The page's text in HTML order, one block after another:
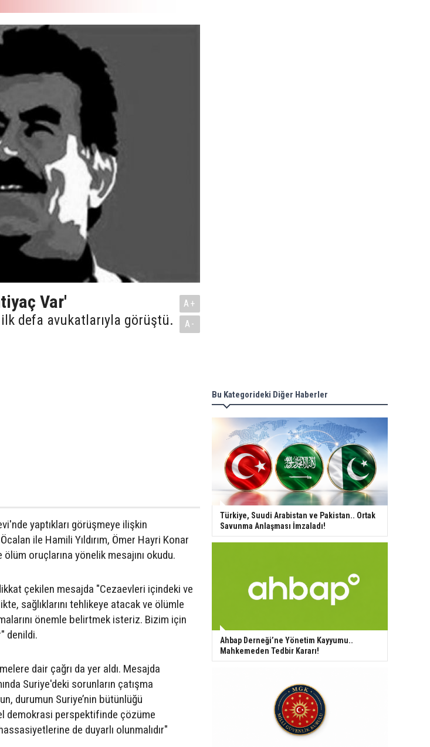
Var'
defa avukatlarıyla görüştü.
A+
A-
yaptıkları görüşmeye ilişkin
ile Hamili Yıldırım, Ömer Hayri Konar
oruçlarına yönelik mesajını okudu.
çekilen mesajda "Cezaevleri içindeki ve
sağlıklarını tehlikeye atacak ve ölümle
önemle belirtmek isteriz. Bizim için
denildi.
dair çağrı da yer aldı. Mesajda
Suriye'deki sorunların çatışma
durumun Suriye’nin bütünlüğü
demokrasi perspektifinde çözüme
de duyarlı olunmalıdır"
Bu Kategorideki Diğer Haberler
Türkiye, Suudi Arabistan ve Pakistan.. Ortak
Savunma Anlaşması İmzaladı!
Ahbap Derneği’ne Yönetim Kayyumu..
Mahkemeden Tedbir Kararı!